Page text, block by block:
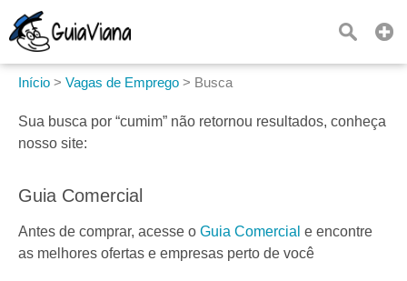
Início > Vagas de Emprego > Busca
Sua busca por “cumim” não retornou resultados, conheça
nosso site:
Guia Comercial
Antes de comprar, acesse o Guia Comercial e encontre
as melhores ofertas e empresas perto de você